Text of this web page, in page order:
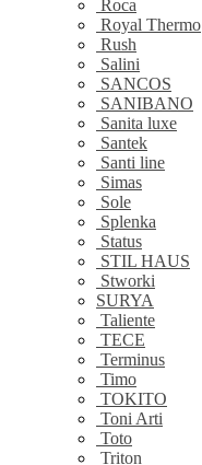
Roca
Royal Thermo
Rush
Salini
SANCOS
SANIBANO
Sanita luxe
Santek
Santi line
Simas
Sole
Splenka
Status
STIL HAUS
Stworki
SURYA
Taliente
TECE
Terminus
Timo
TOKITO
Toni Arti
Toto
Triton